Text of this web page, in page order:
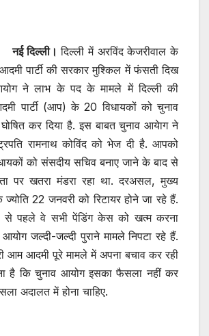
नई दिल्ली। दिल्ली में अरविंद केजरीवाल के
पार्टी की सरकार मुश्किल में फंसती दिख
ने लाभ के पद के मामले में दिल्ली की
पार्टी (आप) के 20 विधायकों को चुनाव
कर दिया है. इस बाबत चुनाव आयेाग ने
रामनाथ कोविंद को भेज दी है. आपको
को संसदीय सचिव बनाए जाने के बाद से
पर खतरा मंडरा रहा था. दरअसल, मुख्य
22 जनवरी को रिटायर होने जा रहे हैं.
से पहले वे सभी पेंडिंग केस को खत्म करना
जल्दी-जल्दी पुराने मामले निपटा रहे हैं.
आम आदमी पूरे मामले में अपना बचाव कर रही
है कि चुनाव आयोग इसका फैसला नहीं कर
अदालत में होना चाहिए.